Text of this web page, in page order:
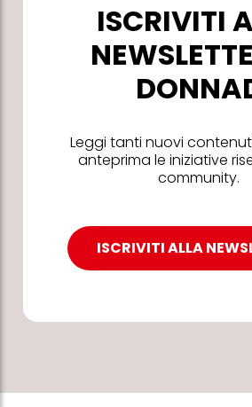
ISCRIVITI
Leggi tanti nuovi
anteprima le iniziative
community.
ISCRIVITI ALLA